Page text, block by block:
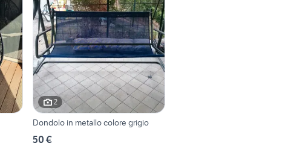
2
Dondolo in metallo colore grigio
50 €